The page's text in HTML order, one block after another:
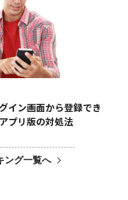
イン画面から登録でき
プリ版の対処法
ング一覧へ